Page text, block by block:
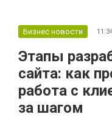
Бизнес новости
Этапы
сайта: как
работа с
за шагом